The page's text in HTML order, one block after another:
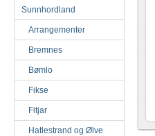
Sunnhordland
Arrangementer
Bremnes
Bømlo
Fikse
Fitjar
Hatlestrand og Ølve